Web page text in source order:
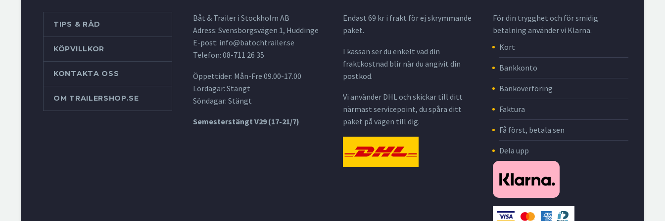
TIPS & RÅD
KÖPVILLKOR
KONTAKTA OSS
OM TRAILERSHOP.SE
Båt & Trailer i Stockholm AB
Adress: Svensborgsvägen 1, Huddinge
E-post: info@batochtrailer.se
Telefon: 08-711 26 35
Öppettider: Mån-Fre 09.00-17.00
Lördagar: Stängt
Söndagar: Stängt
Semesterstängt V29 (17-21/7)
Endast 69 kr i frakt för ej skrymmande
paket.
I kassan ser du enkelt vad din
fraktkostnad blir när du angivit din
postkod.
Vi använder DHL och skickar till ditt
närmast servicepoint, du spåra ditt
paket på vägen till dig.
För din trygghet och för smidig
betalning använder vi Klarna.
Kort
Bankkonto
Banköverföring
Faktura
Få först, betala sen
Dela upp